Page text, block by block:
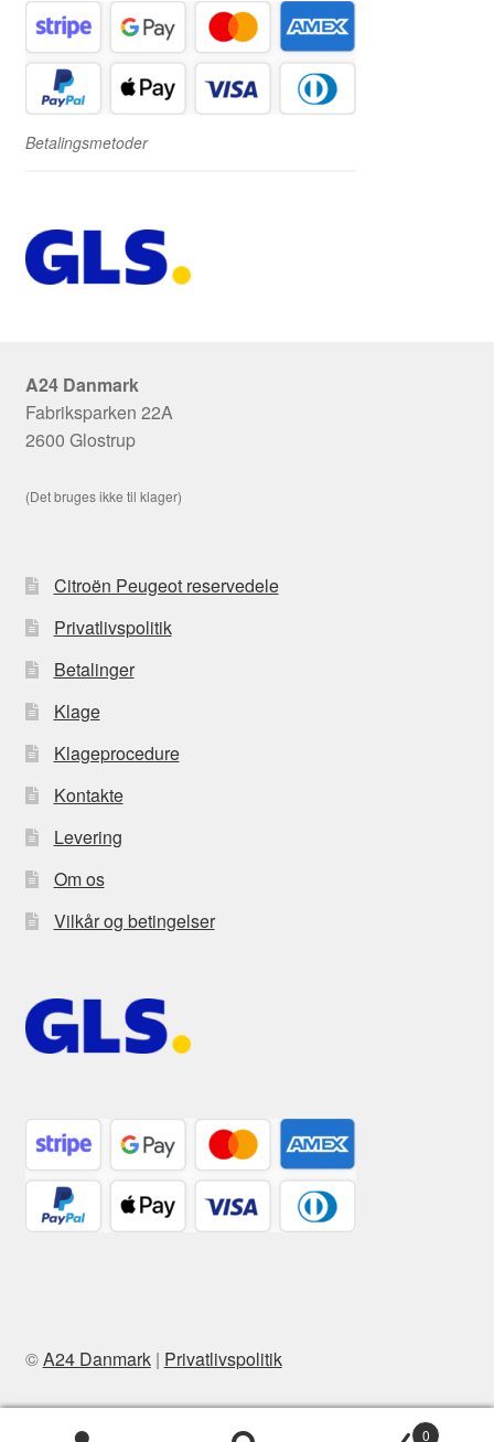
Betalingsmetoder
A24 Danmark
Fabriksparken 22A
2600 Glostrup
(Det bruges ikke til klager)
Citroën Peugeot reservedele
Privatlivspolitik
Betalinger
Klage
Klageprocedure
Kontakte
Levering
Om os
Vilkår og betingelser
©A24 Danmark| Privatlivspolitik
0